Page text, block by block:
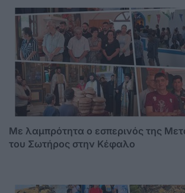
Με λαμπρότητα ο εσπερινός της
του Σωτήρος στην Κέφαλο